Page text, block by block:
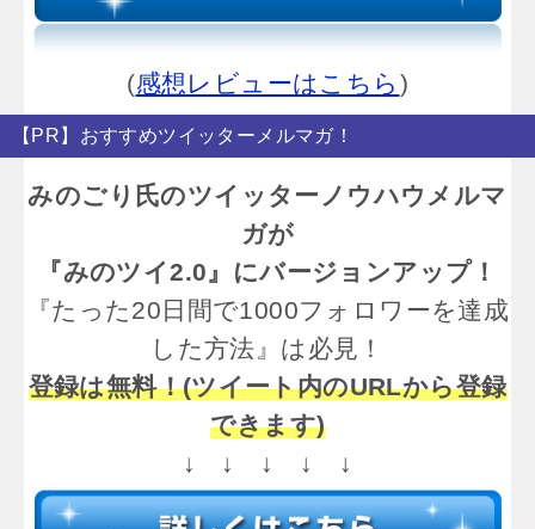
(感想レビューはこちら )
【PR】おすすめツイッターメルマガ！
みのごり氏のツイッターノウハウメルマ
ガが
『みのツイ2.0』にバージョンアップ！
『たった20日間で1000フォロワーを達成
した方法』は必見！
登録は無料！(ツイート内のURLから登録
できます)
↓ ↓ ↓ ↓ ↓